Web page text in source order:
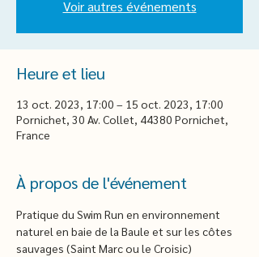
Voir autres événements
Heure et lieu
13 oct. 2023, 17:00 – 15 oct. 2023, 17:00
Pornichet, 30 Av. Collet, 44380 Pornichet,
France
À propos de l'événement
Pratique du Swim Run en environnement
naturel en baie de la Baule et sur les côtes
sauvages (Saint Marc ou le Croisic)